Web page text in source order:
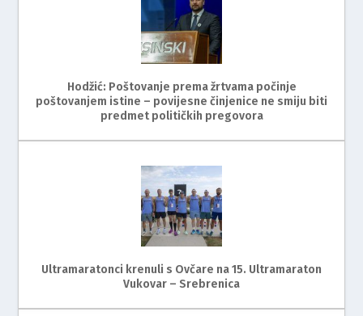
Hodžić: Poštovanje prema žrtvama počinje
poštovanjem istine – povijesne činjenice ne smiju biti
predmet političkih pregovora
Ultramaratonci krenuli s Ovčare na 15. Ultramaraton
Vukovar – Srebrenica